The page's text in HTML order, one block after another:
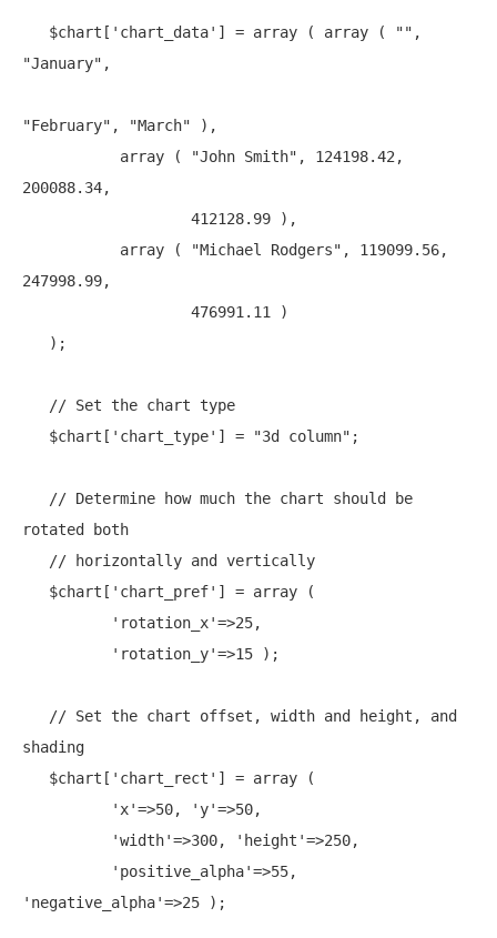
   $chart[
'chart_data' ] = array ( array ( ""
"January" ,
"February" , "March" ),
array ( "John Smith" , 124198.42,
200088.34,
array ( "Michael Rodgers" , 119099.56,
247998.99,
// Set the chart type
   $chart[
'chart_type' ] = "3d column" ;
// Determine how much the chart should be
rotated both
// horizontally and vertically
   $chart[
'chart_pref' ] = array (
'rotation_x'=>25,
'rotation_y'=>15 );
// Set the chart offset, width and height, and
shading
   $chart[
'chart_rect' ] = array (
'x'=>50, 'y'=>50,
'width'=>300, 'height'=>250,
'positive_alpha'
'negative_alpha'=>25 );